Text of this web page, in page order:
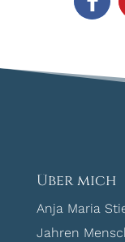
Über mich
Anja Maria
Jahren